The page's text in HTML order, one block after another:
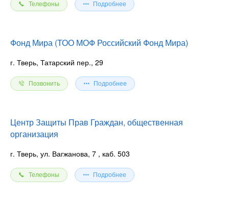
Телефоны Подробнее
Фонд Мира (ТОО МОФ Российский Фонд Мира)
г. Тверь, Татарский пер., 29
Позвонить Подробнее
Центр Защиты Прав Граждан, общественная
организация
г. Тверь, ул. Вагжанова, 7 , каб. 503
Телефоны Подробнее